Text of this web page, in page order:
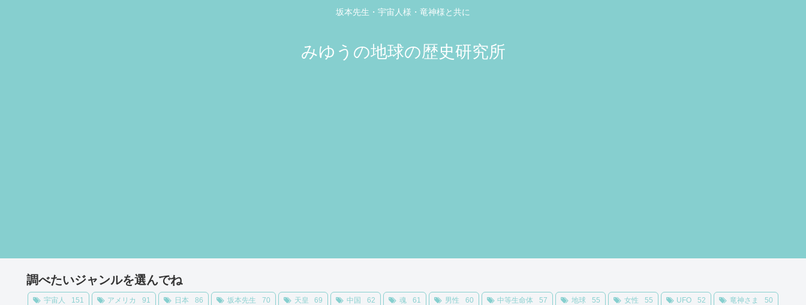
坂本先生・宇宙人様・竜神様と共に
みゆうの地球の歴史研究所
調べたいジャンルを選んでね
宇宙人 151 アメリカ 91 日本 86 坂本先生 70 天皇 69 中国 62 魂 61 男性 60 中等生命体 57 地球 55 女性 55 UFO 52 竜神さま 50